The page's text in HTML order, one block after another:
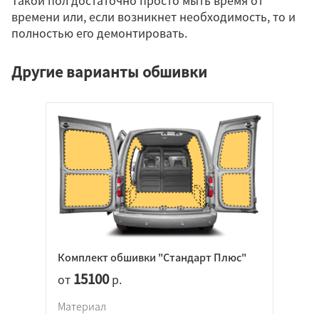
времени или, если возникнет необходимость, то и
полностью его демонтировать.
Другие варианты обшивки
Комплект обшивки "Стандарт Плюс"
от 15100р.
Материал